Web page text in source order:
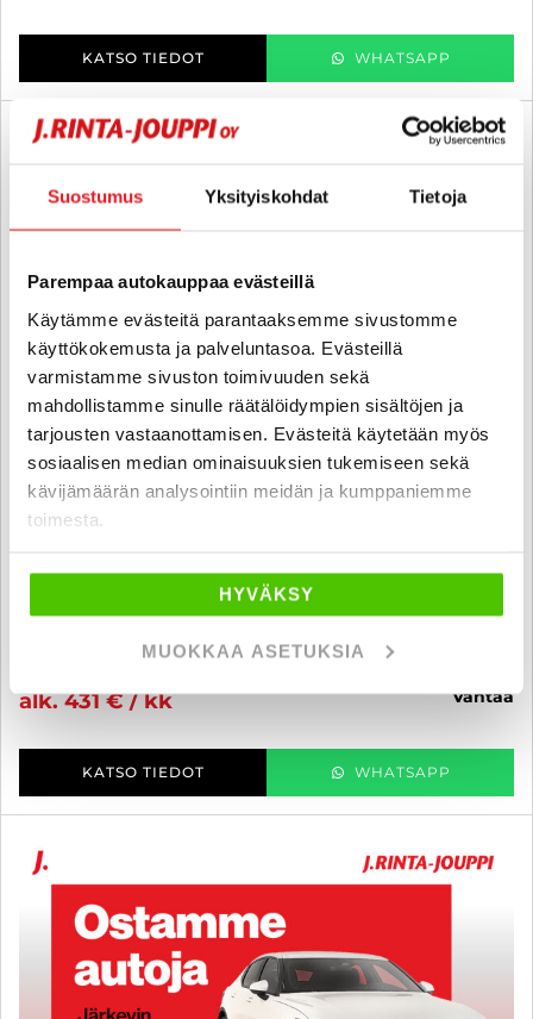
Suostumus Yksityiskohdat Tietoja
Parempaa autokauppaa evästeillä
Käytämme evästeitä parantaaksemme sivustomme
käyttökokemusta ja palveluntasoa. Evästeillä
varmistamme sivuston toimivuuden sekä
mahdollistamme sinulle räätälöidympien sisältöjen ja
tarjousten vastaanottamisen. Evästeitä käytetään myös
sosiaalisen median ominaisuuksien tukemiseen sekä
kävijämäärän analysointiin meidän ja kumppaniemme
toimesta.
HYVÄKSY
MUOKKAA ASETUKSIA
KATSO TIEDOT WHATSAPP
Hobby Vantana K60 Fs VAN 600
KONEELLA, PARIVUODE - J. autoturva
2018 , Manuaali, Diesel, 74 000 km, Rek. 4, Vuodepaikat 2
49 800 €
alk. 431 € / kk
vantaa
KATSO TIEDOT WHATSAPP